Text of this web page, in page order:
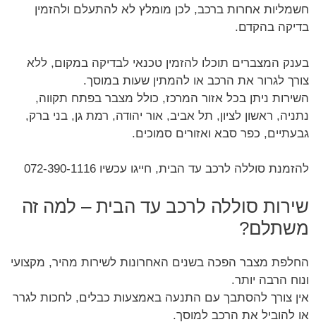
חשמליות אחרות ברכב, לכן מומלץ לא להתעלם ולהזמין
בדיקה בהקדם.
בענק המצברים תוכלו להזמין טכנאי לבדיקה במקום, ללא
צורך לגרור את הרכב או להמתין שעות במוסך.
השירות ניתן בכל אזור המרכז, כולל מצבר בפתח תקווה,
נתניה, ראשון לציון, תל אביב, אור יהודה, רמת גן, בני ברק,
גבעתיים, כפר סבא ואזורים סמוכים.
להזמנת סוללה לרכב עד הבית, חייגו עכשיו 072-390-1116
שירות סוללה לרכב עד הבית – למה זה
משתלם?
החלפת מצבר הפכה בשנים האחרונות לשירות מהיר, מקצועי
ונוח הרבה יותר.
אין צורך להסתבך עם התנעה באמצעות כבלים, לחכות לגרר
או להוביל את הרכב למוסך.